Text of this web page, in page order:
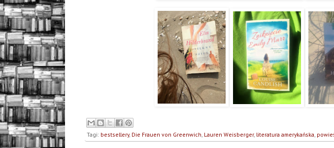
Tagi: bestsellery, Die Frauen von Greenwich Lauren Weisberger, literatura amerykańska